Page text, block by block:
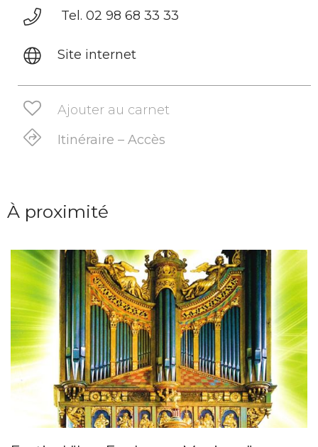
Tel. 02 98 68 33 33
Site internet
Ajouter au carnet
Itinéraire – Accès
À proximité